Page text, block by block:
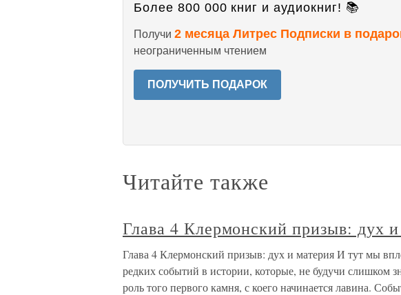
Более 800 000 книг и аудиокниг! 📚
Получи 2 месяца Литрес Подписки в
неограниченным чтением
ПОЛУЧИТЬ ПОДАРОК
Читайте также
Глава 4 Клермонский призыв: дух и
Глава 4 Клермонский призыв: дух и материя И тут мы
редких событий в истории, которые, не будучи слишком
роль того первого камня, с коего начинается лавина.